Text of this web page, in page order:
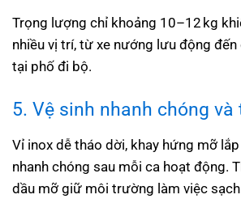
Trọng lượng chỉ khoảng 10–12 kg
nhiều vị trí, từ xe nướng lưu động đến
tại phố đi bộ.
5. Vệ sinh nhanh chóng và
Vỉ inox dễ tháo dời, khay hứng mỡ
nhanh chóng sau mỗi ca hoạt động.
dầu mỡ giữ môi trường làm việc